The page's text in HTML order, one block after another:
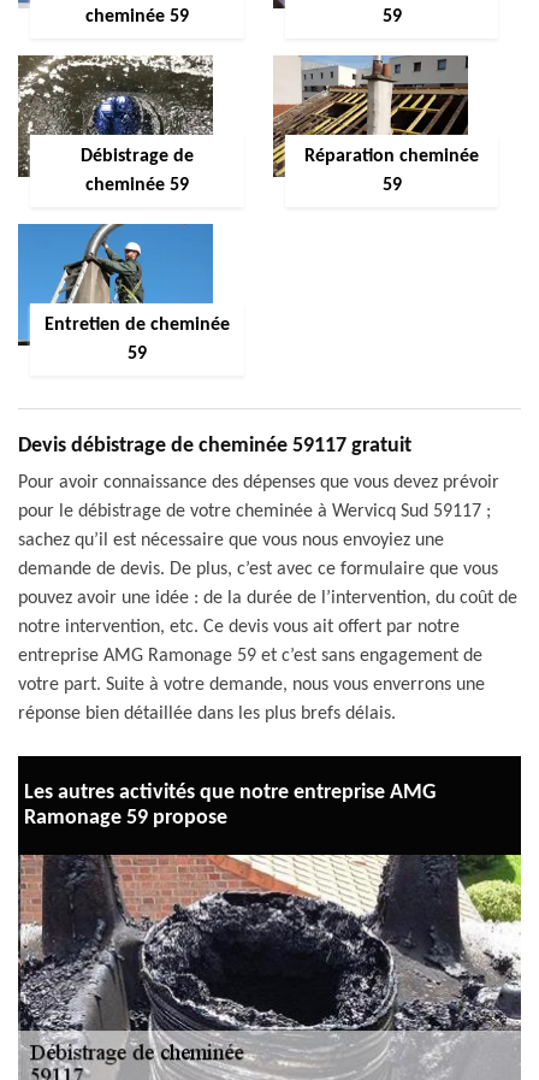
cheminée 59
59
Débistrage de
cheminée 59
Réparation cheminée
59
Entretien de cheminée
59
Devis débistrage de cheminée 59117 gratuit
Pour avoir connaissance des dépenses que vous devez prévoir
pour le débistrage de votre cheminée à Wervicq Sud 59117 ;
sachez qu’il est nécessaire que vous nous envoyiez une
demande de devis. De plus, c’est avec ce formulaire que vous
pouvez avoir une idée : de la durée de l’intervention, du coût de
notre intervention, etc. Ce devis vous ait offert par notre
entreprise AMG Ramonage 59 et c’est sans engagement de
votre part. Suite à votre demande, nous vous enverrons une
réponse bien détaillée dans les plus brefs délais.
Les autres activités que notre entreprise AMG
Ramonage 59 propose